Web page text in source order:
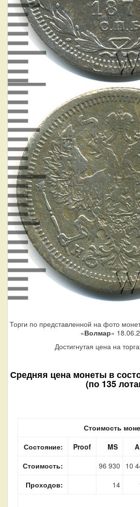
Торги по представленной на фото
«Волмар»
Достигнутая цена на
Средняя цена монеты в
(по 135
Стоимость
Состояние:
Proof MS
Стоимость:
96 930 10
Проходов:
14